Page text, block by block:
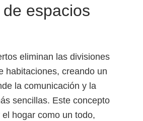
espacios
eliminan las divisiones
habitaciones, creando un
la comunicación y la
sencillas. Este concepto
hogar como un todo,